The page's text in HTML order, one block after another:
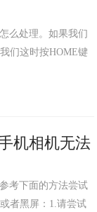
么处理。如果我们
们这时按HOME键
机相机无法
考下面的方法尝试
者黑屏：1.请尝试